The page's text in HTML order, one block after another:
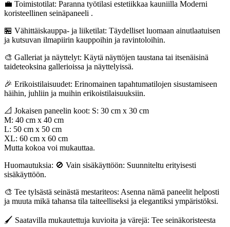
💼 Toimistotilat: Paranna työtilasi estetiikkaa kauniilla Moderni
koristeellinen seinäpaneeli .
🏪 Vähittäiskauppa- ja liiketilat: Täydelliset luomaan ainutlaatuisen
ja kutsuvan ilmapiirin kauppoihin ja ravintoloihin.
🎨 Galleriat ja näyttelyt: Käytä näyttöjen taustana tai itsenäisinä
taideteoksina gallerioissa ja näyttelyissä.
🎉 Erikoistilaisuudet: Erinomainen tapahtumatilojen sisustamiseen
häihin, juhliin ja muihin erikoistilaisuuksiin.
📐 Jokaisen paneelin koot: S: 30 cm x 30 cm
M: 40 cm x 40 cm
L: 50 cm x 50 cm
XL: 60 cm x 60 cm
Mutta kokoa voi mukauttaa.
Huomautuksia: 🚫 Vain sisäkäyttöön: Suunniteltu erityisesti
sisäkäyttöön.
🎨 Tee tylsästä seinästä mestariteos: Asenna nämä paneelit helposti
ja muuta mikä tahansa tila taiteelliseksi ja elegantiksi ympäristöksi.
🖌️ Saatavilla mukautettuja kuvioita ja värejä: Tee seinäkoristeesta